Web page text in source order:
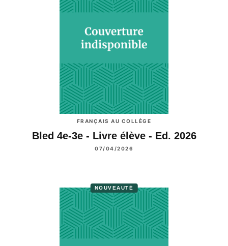
FRANÇAIS AU COLLÈGE
Bled 4e-3e - Livre élève - Ed. 2026
07/04/2026
NOUVEAUTÉ